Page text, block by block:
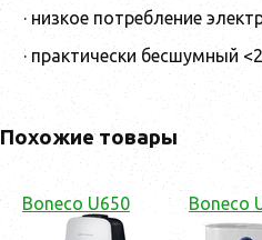
· низкое потребление
· практически бесшумный
Похожие товары
Boneco U650 Boneco